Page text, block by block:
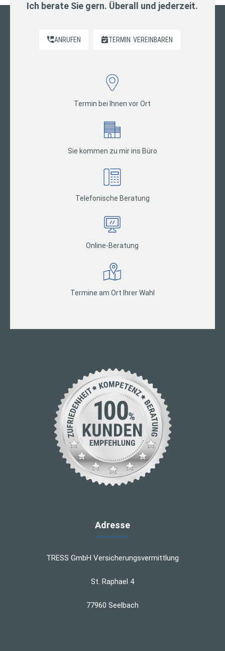
Ich berate Sie gern. Überall und jederzeit.
ANRUFEN TERMIN VEREINBAREN
Termin bei Ihnen vor Ort
Sie kommen zu mir ins Büro
Telefonische Beratung
Online-Beratung
Termine am Ort Ihrer Wahl
Adresse
TRESS GmbH Versicherungsvermittlung
St. Raphael 4
77960 Seelbach